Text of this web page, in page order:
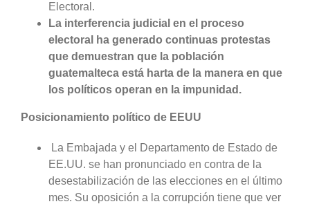
Electoral.
La interferencia judicial en el proceso
electoral ha generado continuas protestas
que demuestran que la población
guatemalteca está harta de la manera en que
los políticos operan en la impunidad.
Posicionamiento político de EEUU
La Embajada y el Departamento de Estado de
EE.UU. se han pronunciado en contra de la
desestabilización de las elecciones en el último
mes. Su oposición a la corrupción tiene que ver